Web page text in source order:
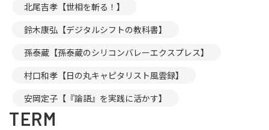
北尾吉孝【世相を斬る！】
鈴木康弘【デジタルシフトの教科書】
孫泰蔵【孫泰蔵のシリコンバレーエクスプレス】
村口和孝【日の丸キャピタリスト風雲録】
安岡定子【『論語』を実践に活かす】
TERM